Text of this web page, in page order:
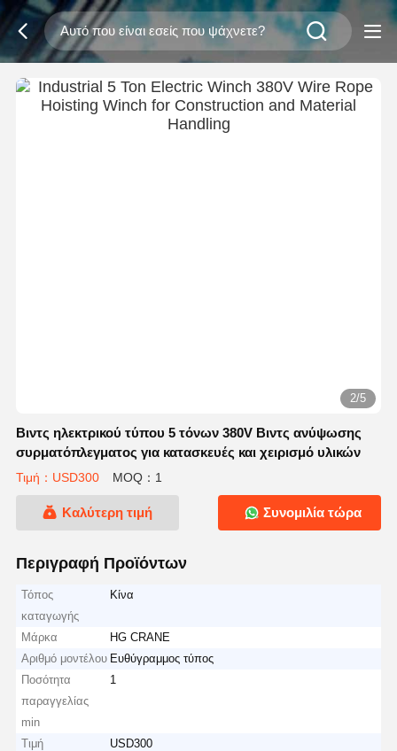
2/5
Βιντς ηλεκτρικού τύπου 5 τόνων 380V Βιντς ανύψωσης
συρματόπλεγματος για κατασκευές και χειρισμό υλικών
Τιμή：USD300 MOQ：1
Καλύτερη τιμή Συνομιλία τώρα
Περιγραφή Προϊόντων
Τόπος
καταγωγής
Κίνα
Μάρκα
HG CRANE
Αριθμό μοντέλου Ευθύγραμμος τύπος
Ποσότητα
παραγγελίας
min
1
Τιμή
USD300